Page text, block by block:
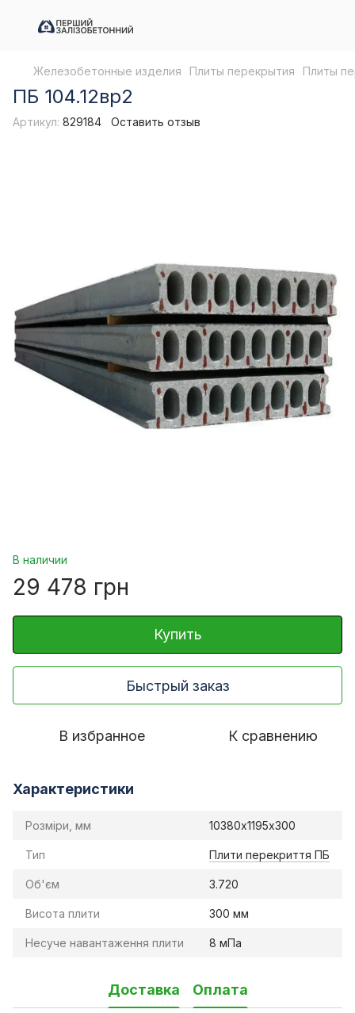
Железобетонные изделия Плиты перекрытия Плиты
ПБ 104.12вр2
Артикул: 829184 Оставить отзыв
В наличии
29 478 грн
Купить
Быстрый заказ
В избранное К сравнению
Характеристики
Розміри, мм 10380х1195х300
Тип Плити перекриття ПБ
Об'єм 3.720
Висота плити 300 мм
Несуче навантаження плити 8 мПа
Доставка Оплата